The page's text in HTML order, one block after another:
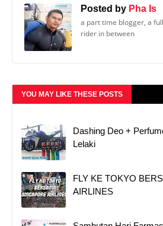
Posted by Pha Is
a part time blogger, a
rider in between
YOU MAY LIKE THESE POSTS
Dashing Deo +
Lelaki
FLY KE TOKYO
AIRLINES